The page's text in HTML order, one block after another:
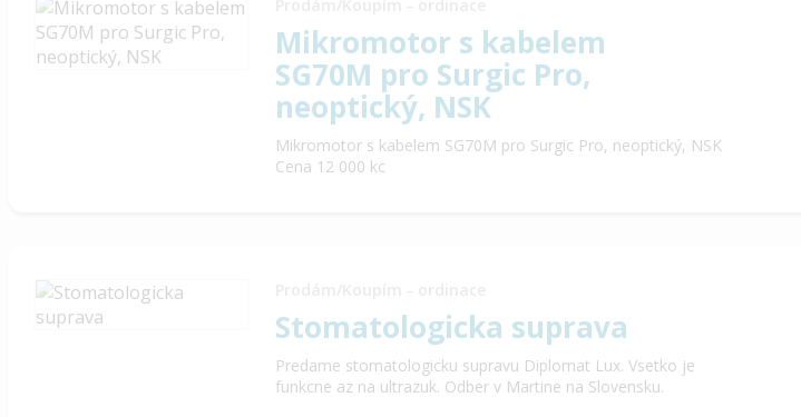
Mikromotor s kabelem
SG70M pro Surgic Pro,
neoptický, NSK
Mikromotor s kabelem SG70M pro Surgic Pro, neoptický, NSK
Cena 12 000 kc
Stomatologicka suprava
Predame stomatologicku supravu Diplomat Lux. Vsetko je
funkcne az na ultrazuk. Odber v Martine na Slovensku.